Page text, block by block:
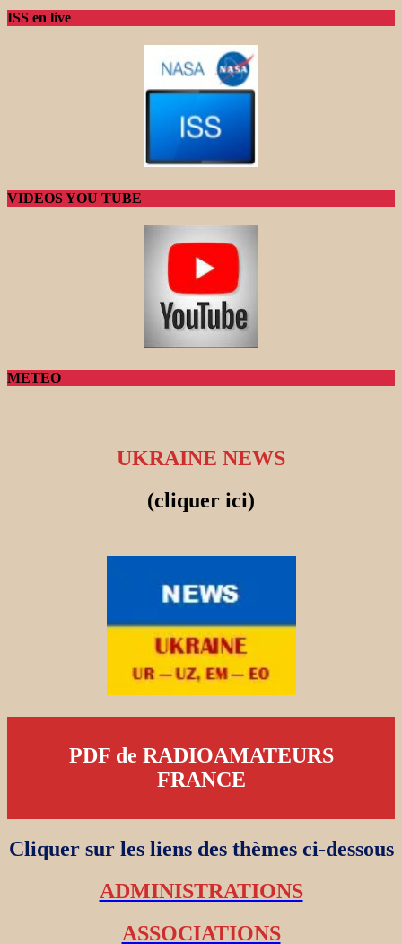
ISS en live
VIDEOS YOU TUBE
METEO
UKRAINE NEWS
(cliquer ici)
PDF de RADIOAMATEURS
FRANCE
Cliquer sur les liens des thèmes ci-dessous
ADMINISTRATIONS
ASSOCIATIONS